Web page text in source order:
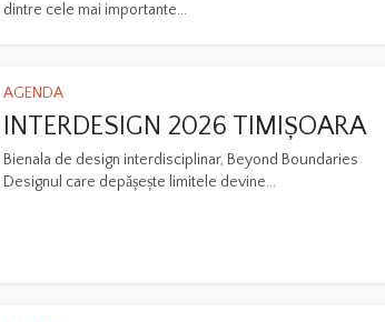
dintre cele mai importante...
AGENDA
INTERDESIGN 2026 TIMIȘOARA
Bienala de design interdisciplinar, Beyond Boundaries
Designul care depășește limitele devine...